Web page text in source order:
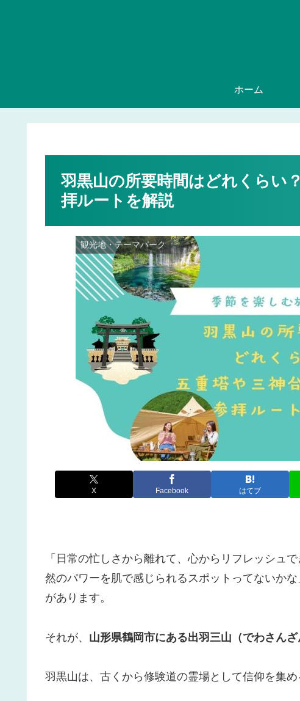
ホーム
羽黒山の所要時間はどれくらい
拝ルートを解説
観光地・テーマパーク
X Facebook はてブ
「日常の忙しさから離れて、心からリフレッシュ
然のパワーを肌で感じられるスポットってないか
があります。
それが、 山形県鶴岡市にある出羽三山（でわさん
羽黒山は、古くから修験道の霊場として信仰を集め